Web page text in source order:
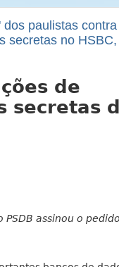
paulistas contra
secretas no HSBC,
de
secretas
assinou o